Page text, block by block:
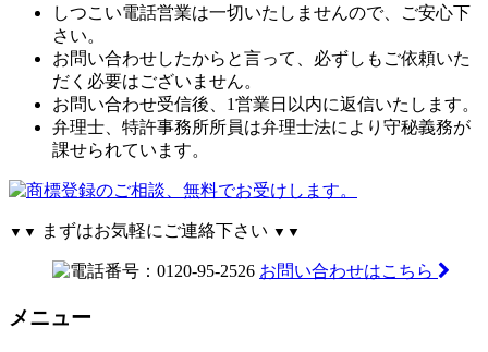
しつこい電話営業は一切いたしませんので、ご安心下
さい。
お問い合わせしたからと言って、必ずしもご依頼いた
だく必要はございません。
お問い合わせ受信後、1営業日以内に返信いたします。
弁理士、特許事務所所員は弁理士法により守秘義務が
課せられています。
▼▼ まずはお気軽にご連絡下さい ▼▼
お問い合わせはこちら
メニュー